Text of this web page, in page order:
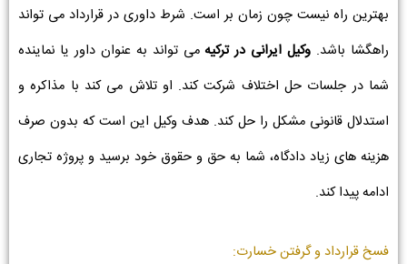
بهترین راه نیست چون زمان بر است. شرط داوری در قرارداد می تواند
راهگشا باشد. وکیل ایرانی در ترکیهمی تواند به عنوان داور یا نماینده
شما در جلسات حل اختلاف شرکت کند. او تلاش می کند با مذاکره و
استدلال قانونی مشکل را حل کند. هدف وکیل این است که بدون صرف
هزینه های زیاد دادگاه، شما به حق و حقوق خود برسید و پروژه تجاری
ادامه پیدا کند.
فسخ قرارداد و گرفتن خسارت: